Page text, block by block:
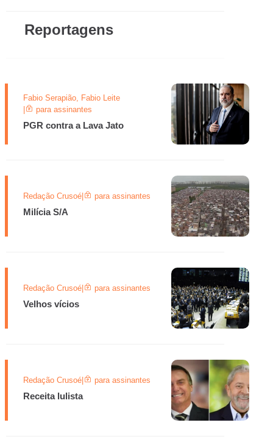
Reportagens
Fabio Serapião, Fabio Leite
para assinantes
PGR contra a Lava Jato
Redação Crusoé| para assinantes
Milícia S/A
Redação Crusoé| para assinantes
Velhos vícios
Redação Crusoé| para assinantes
Receita lulista